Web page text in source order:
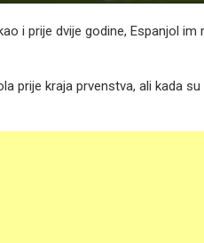
i prije dvije godine, Espanjol im
prije kraja prvenstva, ali kada